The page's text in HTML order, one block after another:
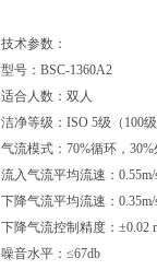
技术参数：
型号：BSC-1360A2
适合人数：双人
洁净等级：ISO 5级（100
气流模式：70%循环，30%
流入气流平均流速：0.55m/
下降气流平均流速：0.35m/
下降气流控制精度：±0.02
噪音水平：≤67db